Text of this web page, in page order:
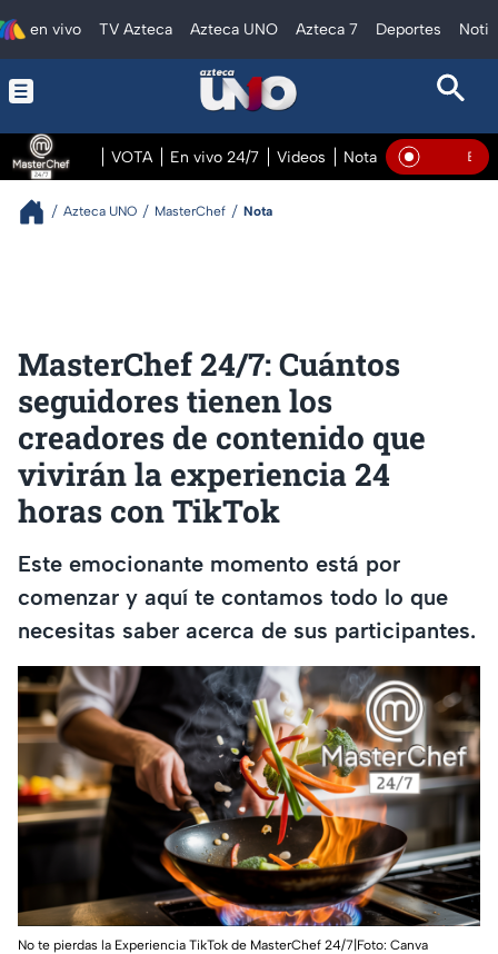
en vivo TV Azteca Azteca UNO Azteca 7 Deportes
VOTA En vivo 24/7 Videos Notas En vivoEn Vivo
Azteca UNO MasterChef Nota
MasterChef 24/7: Cuántos
seguidores tienen los
creadores de contenido que
vivirán la experiencia 24
horas con TikTok
Este emocionante momento está por
comenzar y aquí te contamos todo lo que
necesitas saber acerca de sus participantes.
No te pierdas la Experiencia TikTok de MasterChef 24/7|Foto: Canva